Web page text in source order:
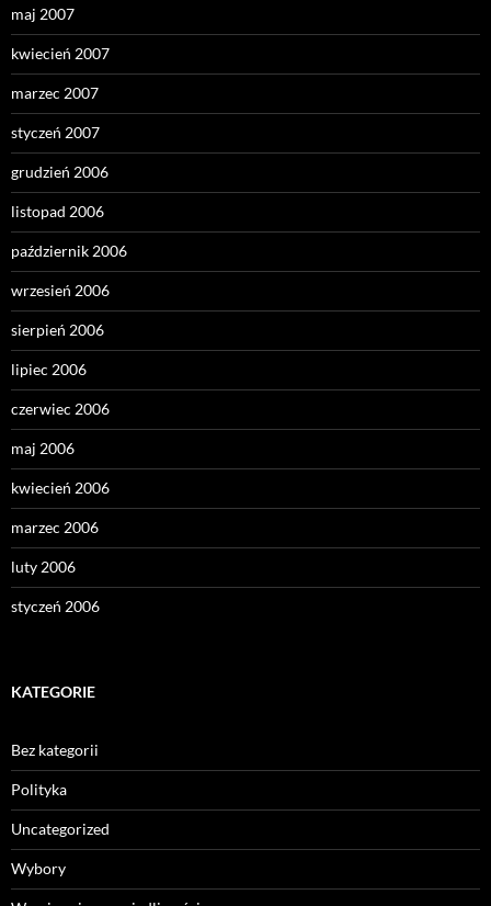
maj 2007
kwiecień 2007
marzec 2007
styczeń 2007
grudzień 2006
listopad 2006
październik 2006
wrzesień 2006
sierpień 2006
lipiec 2006
czerwiec 2006
maj 2006
kwiecień 2006
marzec 2006
luty 2006
styczeń 2006
KATEGORIE
Bez kategorii
Polityka
Uncategorized
Wybory